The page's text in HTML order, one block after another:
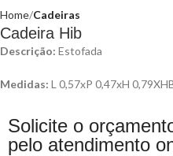
Home Cadeiras
Cadeira Hib
Descrição: Estofada
Medidas: L 0,57xP 0,47xH
Solicite o
pelo atendimento